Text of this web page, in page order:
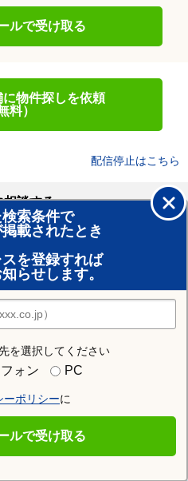
ルで受け取る
物件探しを依頼
料）
配信停止はこちら
索条件で
載されたとき
を登録すれば
らせします。
を選択してください
ォン PC
ーポリシーに
ルで受け取る
相談する
報を見る